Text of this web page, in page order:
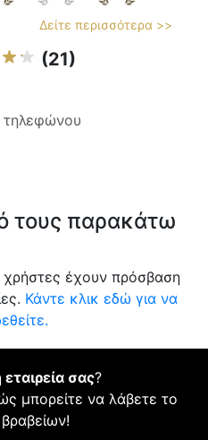
Δείτε περισσότερα >>
(21)
τηλεφώνου
τους παρακάτω
έχουν πρόσβαση
Κάντε κλικ εδώ για να
σας?
μπορείτε να λάβετε το